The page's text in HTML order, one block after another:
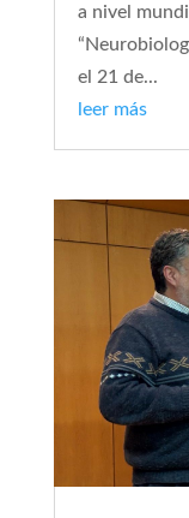
a nivel
el 21 de...
leer más